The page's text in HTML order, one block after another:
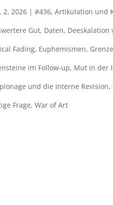
2, 2026 |#436,Artikulation und
Gut, Daten, Deeskalation
Fading, Euphemismen,
im Follow-up, Mut in der
und die Interne Revision,
Frage,War of Art